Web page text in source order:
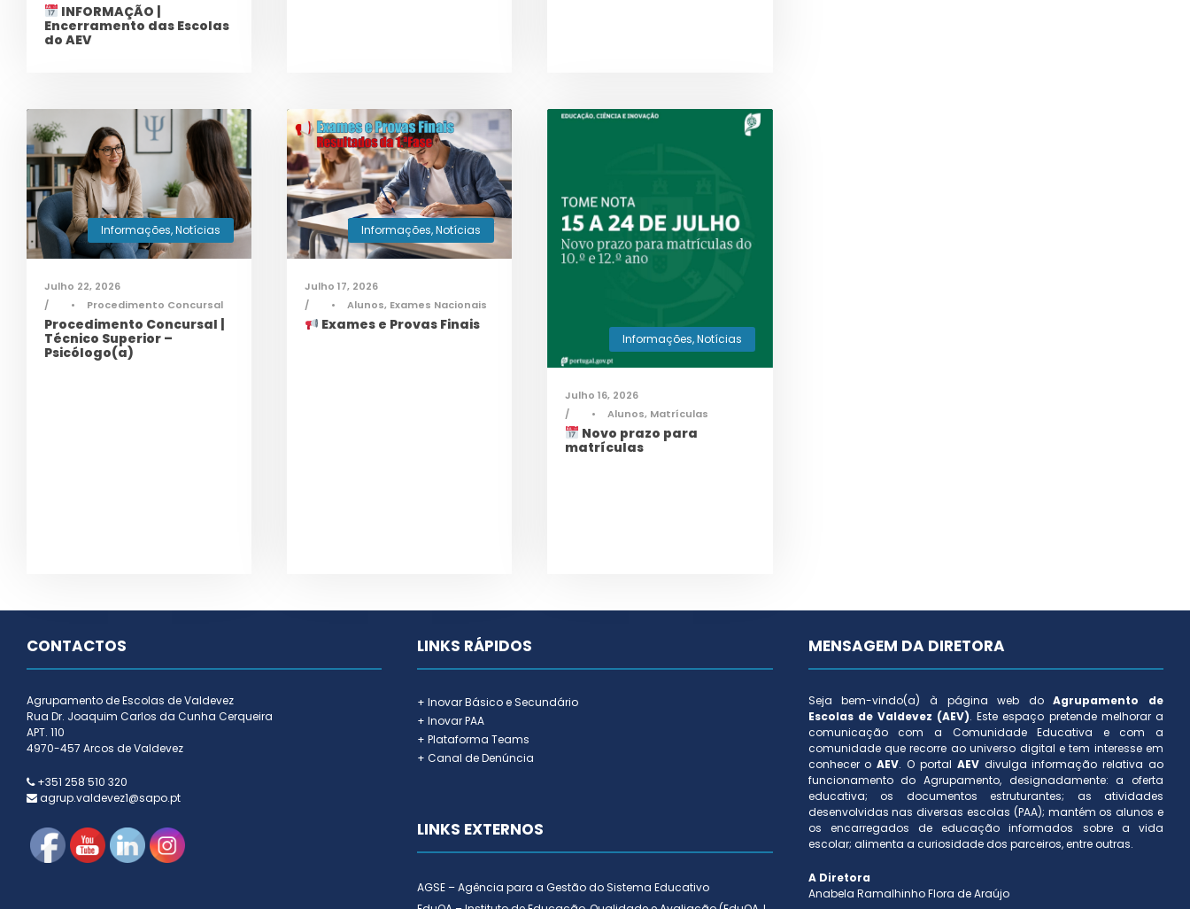
INFORMAÇÃO |
Encerramento das Escolas
do AEV
Informações,Notícias
Julho 22, 2026
•
Procedimento Concursal
Procedimento Concursal |
Técnico Superior –
Psicólogo(a)
Informações, Notícias
Julho 17, 2026
•
Alunos, Exames Nacionais
Exames e Provas Finais
Informações,Notícias
Julho 16, 2026
•
Alunos, Matrículas
Novo prazo para
matrículas
CONTACTOS
Agrupamento de Escolas de Valdevez
Rua Dr. Joaquim Carlos da Cunha Cerqueira
APT. 110
4970-457 Arcos de Valdevez
+351 258 510 320
agrup.valdevez1@sapo.pt
LINKS RÁPIDOS
+ Inovar Básico e Secundário
+ Inovar PAA
+ Plataforma Teams
+ Canal de Denúncia
LINKS EXTERNOS
AGSE – Agência para a Gestão do Sistema Educativo
MENSAGEM DA DIRETORA
Seja bem-vindo(a) à página web doAgrupamento de
Escolas de Valdevez (AEV). Este espaço pretende melhorar a
comunicação com a Comunidade Educativa e com a
comunidade que recorre ao universo digital e tem interesse em
conhecer oAEV. O portal AEVdivulga informação relativa ao
funcionamento do Agrupamento, designadamente: a oferta
educativa; os documentos estruturantes; as atividades
desenvolvidas nas diversas escolas (PAA); mantém os alunos e
os encarregados de educação informados sobre a vida
escolar; alimenta a curiosidade dos parceiros, entre outras.
A Diretora
Anabela Ramalhinho Flora de Araújo